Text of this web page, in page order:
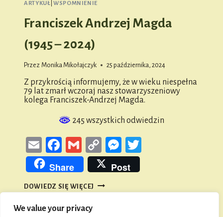
We value your privacy
ARTYKUŁ |WSPOMNIENIE
Franciszek Andrzej Magda
(1945 – 2024)
Przez Monika Mikołajczyk 25 października, 2024
Z przykrością informujemy, że w wieku niespełna
79 lat zmarł wczoraj nasz stowarzyszeniowy
kolega Franciszek-Andrzej Magda.
245 wszystkich odwiedzin
EmailFacebook
GmailCopy
Link
Messenger
Share Post
DOWIEDZ SIĘ WIĘCEJ FRANCISZEK
ANDRZEJ